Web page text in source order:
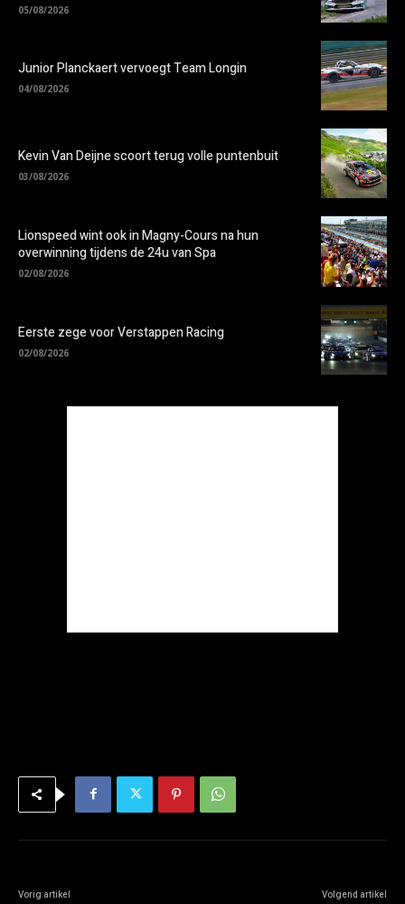
05/08/2026
Junior Planckaert vervoegt Team Longin
04/08/2026
Kevin Van Deijne scoort terug volle puntenbuit
03/08/2026
Lionspeed wint ook in Magny-Cours na hun
overwinning tijdens de 24u van Spa
02/08/2026
Eerste zege voor Verstappen Racing
02/08/2026
Vorig artikel Volgend artikel